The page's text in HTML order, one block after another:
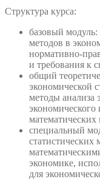
Структура курса:
базовый
методов в
нормативно-
и требования к
общий
экономической
методы анализа
экономического
специальный
статистических
экономике,
для